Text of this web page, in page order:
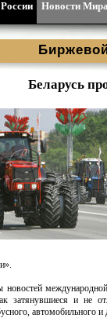
Новости Мира
Беларусь
новостей
затянувшиеся и не
автомобильного и